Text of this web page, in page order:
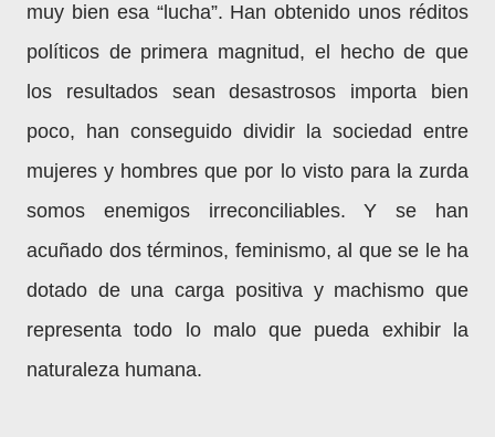
muy bien esa “lucha”. Han obtenido unos réditos
políticos de primera magnitud, el hecho de que
los resultados sean desastrosos importa bien
poco, han conseguido dividir la sociedad entre
mujeres y hombres que por lo visto para la zurda
somos enemigos irreconciliables. Y se han
acuñado dos términos, feminismo, al que se le ha
dotado de una carga positiva y machismo que
representa todo lo malo que pueda exhibir la
naturaleza humana.